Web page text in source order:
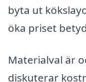
byta ut
öka priset
Materialval är
diskuterar